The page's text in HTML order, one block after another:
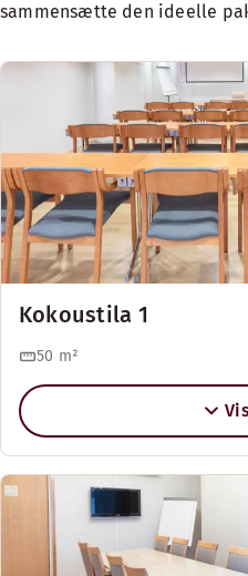
sammensætte den ideelle
Kokoustila 1
50 m²